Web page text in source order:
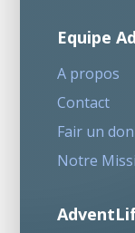
Equipe
A propos
Contact
Fair un don
Notre